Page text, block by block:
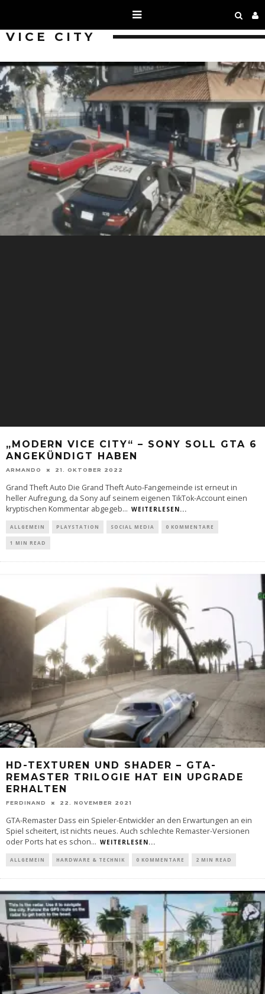
VICE CITY
„MODERN VICE CITY“ – SONY SOLL GTA 6
ANGEKÜNDIGT HABEN
ARMANDO 21. OKTOBER 2022
Grand Theft Auto Die Grand Theft Auto-Fangemeinde ist erneut in
heller Aufregung, da Sony auf seinem eigenen TikTok-Account einen
kryptischen Kommentar abgegeb... WEITERLESEN...
ALLGEMEIN PLAYSTATION SOCIAL MEDIA 0 KOMMENTARE
1 MIN READ
HD-TEXTUREN UND SHADER – GTA-
REMASTER TRILOGIE HAT EIN UPGRADE
ERHALTEN
FERDINAND 22. NOVEMBER 2021
GTA-Remaster Dass ein Spieler-Entwickler an den Erwartungen an ein
Spiel scheitert, ist nichts neues. Auch schlechte Remaster-Versionen
oder Ports hat es schon... WEITERLESEN...
ALLGEMEIN HARDWARE & TECHNIK 0 KOMMENTARE 2 MIN READ